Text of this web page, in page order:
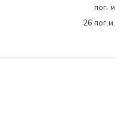
пог. м
26 пог.м.